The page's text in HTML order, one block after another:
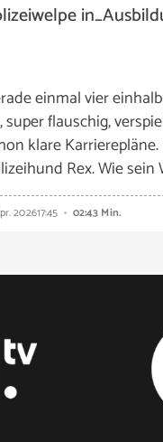
einmal vier
super flauschig,
klare
Rex. Wie sein
202617:45 02:43 Min.